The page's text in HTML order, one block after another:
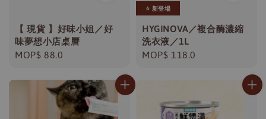
【 現貨 】好味小姐／好
味夢想小店桌曆
Regular
MOP$ 88.0
⭐️ 新登場
HYGINOVA／複合酶濃縮
洗衣液／1L
Regular
MOP$ 118.0